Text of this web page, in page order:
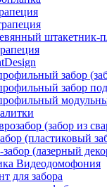
штакетник-
забор
забор
(забор из
(пластиковый
(лaзерный
Видеодомофония
для забора